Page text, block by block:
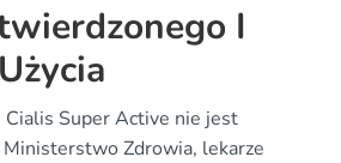
I
Super Active nie jest
Zdrowia, lekarze